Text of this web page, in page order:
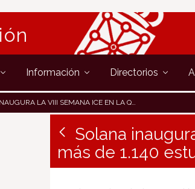
Información Directorios
SEMANA ICE EN LA QUE PARTICIPAN MÁS DE 1.140 ESTUDIANTES DE FORMACIÓN PROFESIONAL
Solana
más de 1.140